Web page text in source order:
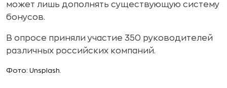
может лишь дополнять существующую систему
бонусов.
В опросе приняли участие 350 руководителей
различных российских компаний.
Фото: Unsplash.